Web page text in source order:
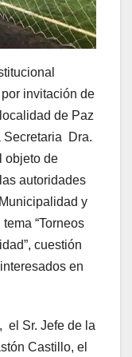
invitación de
de Paz
Secretaria Dra.
objeto de
autoridades
y
“Torneos
cuestión
en
el Sr. Jefe de la
Castillo, el